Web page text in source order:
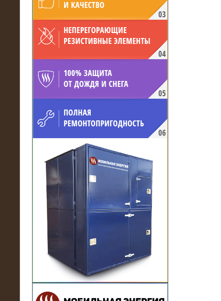
15.04.2017
Нагрузочный комплекс 16 МВт с
21.03.2017
Комплектная трансформаторная
подстанция 6 МВА (морское
исполнение, IP56)